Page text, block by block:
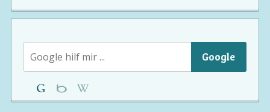
Google